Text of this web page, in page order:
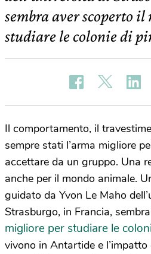
sembra aver scoperto
studiare le colonie di
Il comportamento, il
sempre stati l’arma migliore
accettare da un gruppo. Una
anche per il mondo animale.
guidato da Yvon Le Maho
Strasburgo, in Francia,
migliore per studiare le
vivono in Antartide e